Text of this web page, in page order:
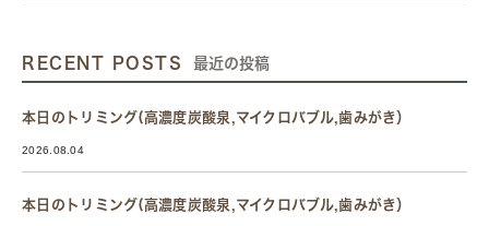
RECENT POSTS 最近の投稿
本日のトリミング(高濃度炭酸泉,マイクロバブル,歯みがき）
2026.08.04
本日のトリミング(高濃度炭酸泉,マイクロバブル,歯みがき）